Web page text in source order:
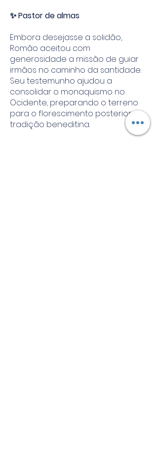
✨ Pastor de almas
Embora desejasse a solidão,
Romão aceitou com
generosidade a missão de guiar
irmãos no caminho da santidade.
Seu testemunho ajudou a
consolidar o monaquismo no
Ocidente, preparando o terreno
para o florescimento posterior da
tradição beneditina.